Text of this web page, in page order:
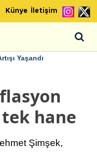
Künye İletişim
Yaşandı
tek hane
Şimşek,